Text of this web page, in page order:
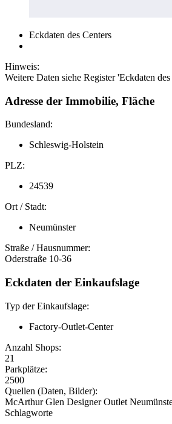
Eckdaten des Centers
Hinweis:
Weitere Daten siehe Register 'Eckdaten
Adresse der Immobilie, Fläche
Bundesland:
Schleswig-Holstein
PLZ:
24539
Ort / Stadt:
Neumünster
Straße / Hausnummer:
Oderstraße 10-36
Eckdaten der Einkaufslage
Typ der Einkaufslage:
Factory-Outlet-Center
Anzahl Shops:
21
Parkplätze:
2500
Quellen (Daten, Bilder):
McArthur Glen Designer Outlet
Schlagworte